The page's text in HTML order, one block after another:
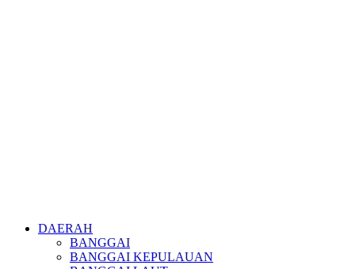
DAERAH
BANGGAI
BANGGAI KEPULAUAN